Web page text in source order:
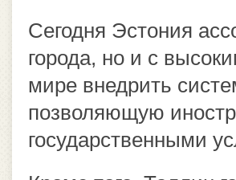
Сегодня Эстония
города, но и с
мире внедрить
позволяющую
государственными